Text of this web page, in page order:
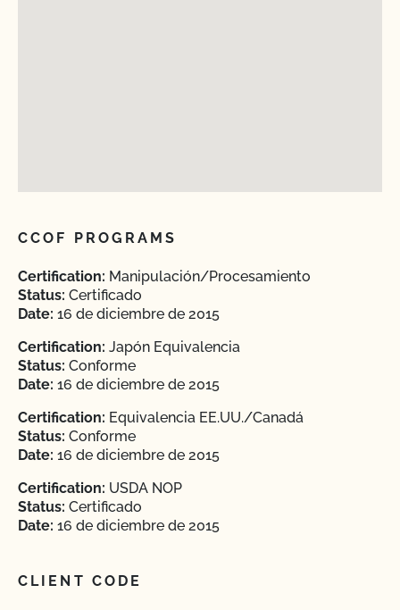
CCOF PROGRAMS
Certification: Manipulación/Procesamiento
Status: Certificado
Date: 16 de diciembre de 2015
Certification: Japón Equivalencia
Status: Conforme
Date: 16 de diciembre de 2015
Certification: Equivalencia EE.UU./Canadá
Status: Conforme
Date: 16 de diciembre de 2015
Certification: USDA NOP
Status: Certificado
Date: 16 de diciembre de 2015
CLIENT CODE